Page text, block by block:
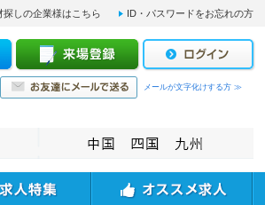
探しの企業様はこちら ID・パスワードをお忘れの方
メールが文字化けする方 ≫